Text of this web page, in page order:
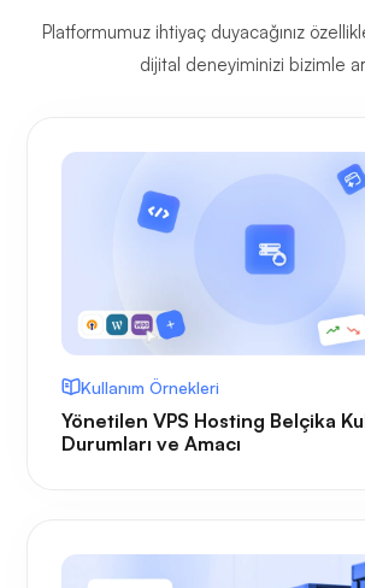
Platformumuz ihtiyaç duyacağınız
dijital deneyiminizi bizimle
Kullanım Örnekleri
Yönetilen VPS Hosting Belçika
Durumları ve Amacı